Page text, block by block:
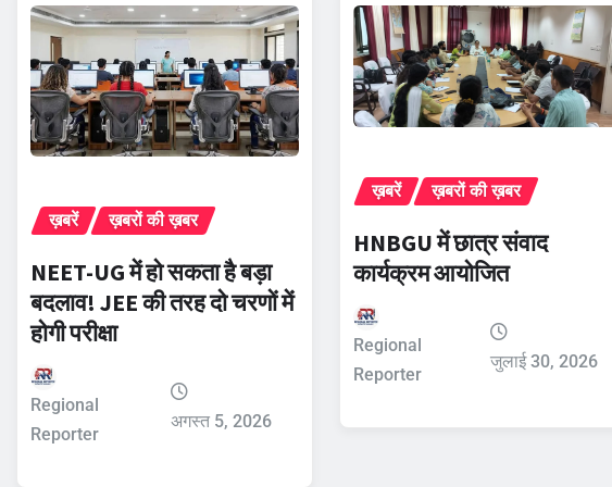
ख़बरें ख़बरों की ख़बर
NEET-UG में हो सकता है बड़ा
बदलाव! JEE की तरह दो चरणों में
होगी परीक्षा
Regional
Reporter
अगस्त 5, 2026
ख़बरें ख़बरों की ख़बर
HNBGU में छात्र संवाद
कार्यक्रम आयोजित
Regional
Reporter
जुलाई 30, 2026